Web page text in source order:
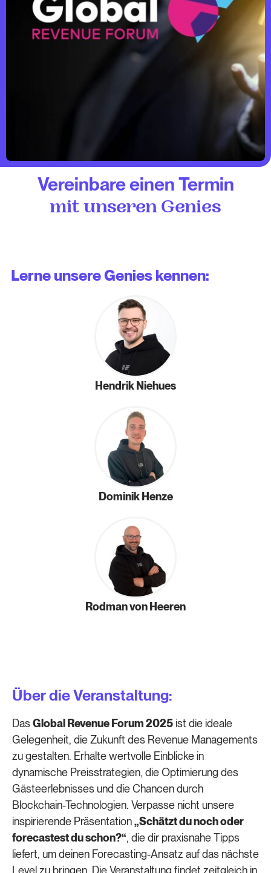
Vereinbare einen Termin
mit unseren Genies
Lerne unsere Genies kennen:
Hendrik Niehues
Dominik Henze
Rodman von Heeren
Über die Veranstaltung:
DasGlobal Revenue Forum 2025ist die ideale
Gelegenheit, die Zukunft des Revenue Managements
zu gestalten. Erhalte wertvolle Einblicke in
dynamische Preisstrategien, die Optimierung des
Gästeerlebnisses und die Chancen durch
Blockchain-Technologien. Verpasse nicht unsere
inspirierende Präsentation„Schätzt du noch oder
forecastest du schon?“, die dir praxisnahe Tipps
liefert, um deinen Forecasting-Ansatz auf das nächste